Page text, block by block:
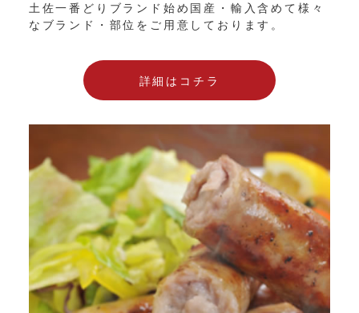
土佐一番どりブランド始め国産・輸入含めて様々
なブランド・部位をご用意しております。
詳細はコチラ